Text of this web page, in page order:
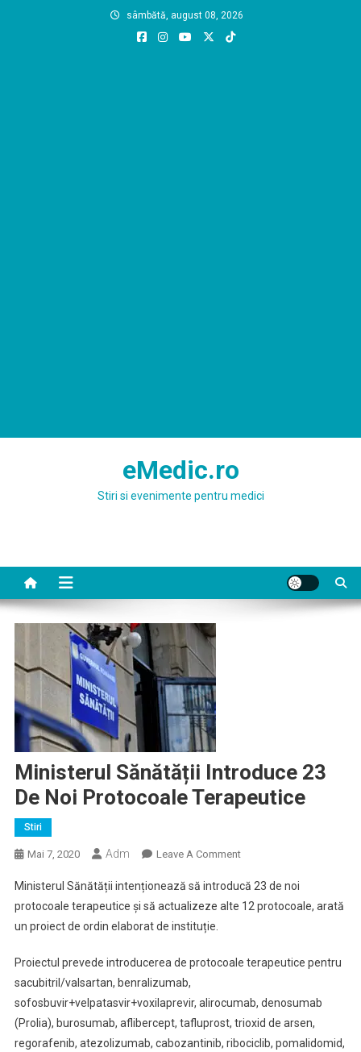
sâmbătă, august 08, 2026
eMedic.ro
Stiri si evenimente pentru medici
Ministerul Sănătății Introduce 23
De Noi Protocoale Terapeutice
Stiri
Mai 7, 2020 Adm Leave A CommentOn
Sănătății
Introduce
Noi
Terapeutice
Ministerul Sănătății intenționează să introducă 23 de noi
protocoale terapeutice și să actualizeze alte 12 protocoale, arată
un proiect de ordin elaborat de instituție.
Proiectul prevede introducerea de protocoale terapeutice pentru
sacubitril/valsartan, benralizumab,
sofosbuvir+velpatasvir+voxilaprevir, alirocumab, denosumab
(Prolia), burosumab, aflibercept, tafluprost, trioxid de arsen,
regorafenib, atezolizumab, cabozantinib, ribociclib, pomalidomid,